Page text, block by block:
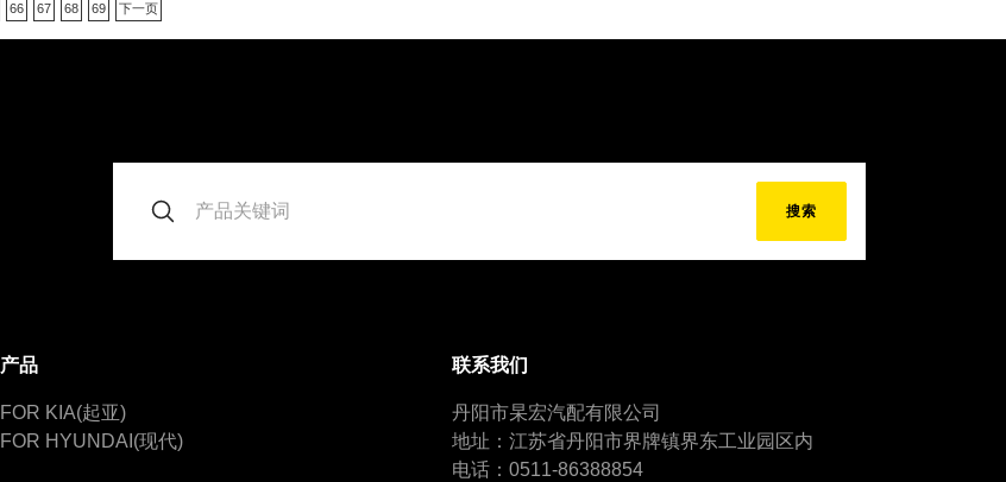
66 67 68 69 下一页
搜索
产品
FOR KIA(起亚)
FOR HYUNDAI(现代)
联系我们
丹阳市杲宏汽配有限公司
地址：江苏省丹阳市界牌镇界东工业园区内
电话：0511-86388854